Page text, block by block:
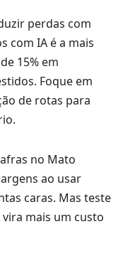
perdas com
com IA é a mais
15% em
Foque em
de rotas para
no Mato
ao usar
caras. Mas teste
mais um custo